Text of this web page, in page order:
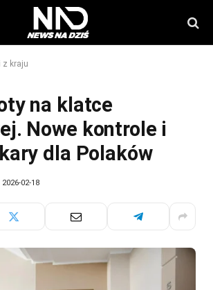
z kraju
na klatce
Nowe kontrole i
dla Polaków
2026-02-18